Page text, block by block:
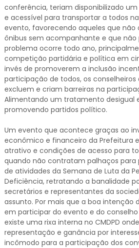
conferência, teriam disponibilizado
e acessível para transportar a todos
evento, favorecendo aqueles que não
ônibus sem acompanhante e que não
problema ocorre todo ano,
competição partidária e política em
invés de promoverem a inclusão
participação de todos, os
excluem e criam barreiras na
Alimentando um tratamento desigual
promovendo partidos político.
Um evento que acontece graças ao
econômico e financeiro da Prefeitura
atrativo e condições de acesso para
quando não contratam palhaços para
de atividades da Semana de Luta da
Deficiência, retratando a banalidade
secretários e representantes da
assunto. Por mais que a boa intenção
em participar do evento e do
existe uma rixa interna no CMDPD
representação e ganância por
incômodo para a participação dos